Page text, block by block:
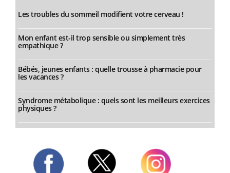
Les troubles du sommeil modifient votre cerveau !
Mon enfant est-il trop sensible ou simplement très
empathique ?
Bébés, jeunes enfants : quelle trousse à pharmacie pour
les vacances ?
Syndrome métabolique : quels sont les meilleurs exercices
physiques ?